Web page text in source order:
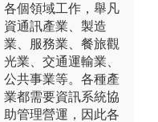
各個領域工作，舉凡
資通訊產業、製造
業、服務業、餐旅觀
光業、交通運輸業、
公共事業等。各種產
業都需要資訊系統協
助管理營運，因此各